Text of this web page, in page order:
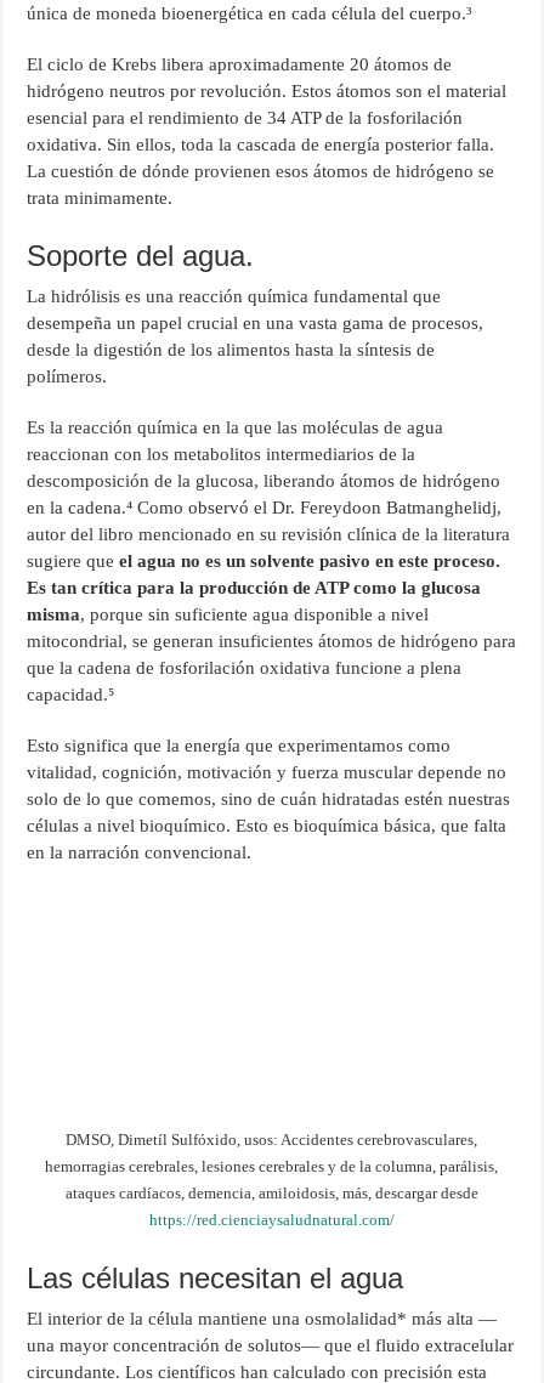
única de moneda bioenergética en cada célula del cuerpo.³
El ciclo de Krebs libera aproximadamente 20 átomos de
hidrógeno neutros por revolución. Estos átomos son el material
esencial para el rendimiento de 34 ATP de la fosforilación
oxidativa. Sin ellos, toda la cascada de energía posterior falla.
La cuestión de dónde provienen esos átomos de hidrógeno se
trata minimamente.
Soporte del agua.
La hidrólisis es una reacción química fundamental que
desempeña un papel crucial en una vasta gama de procesos,
desde la digestión de los alimentos hasta la síntesis de
polímeros.
Es la reacción química en la que las moléculas de agua
reaccionan con los metabolitos intermediarios de la
descomposición de la glucosa, liberando átomos de hidrógeno
en la cadena.⁴ Como observó el Dr. Fereydoon Batmanghelidj,
autor del libro mencionado en su revisión clínica de la literatura
sugiere queel agua no es un solvente pasivo en este proceso.
Es tan crítica para la producción de ATP como la glucosa
misma, porque sin suficiente agua disponible a nivel
mitocondrial, se generan insuficientes átomos de hidrógeno para
que la cadena de fosforilación oxidativa funcione a plena
capacidad.⁵
Esto significa que la energía que experimentamos como
vitalidad, cognición, motivación y fuerza muscular depende no
solo de lo que comemos, sino de cuán hidratadas estén nuestras
células a nivel bioquímico. Esto es bioquímica básica, que falta
en la narración convencional.
DMSO, Dimetíl Sulfóxido, usos: Accidentes cerebrovasculares,
hemorragias cerebrales, lesiones cerebrales y de la columna, parálisis,
ataques cardíacos, demencia, amiloidosis, más, descargar desde
https://red.cienciaysaludnatural.com/
Las células necesitan el agua
El interior de la célula mantiene una osmolalidad* más alta —
una mayor concentración de solutos— que el fluido extracelular
circundante. Los científicos han calculado con precisión esta